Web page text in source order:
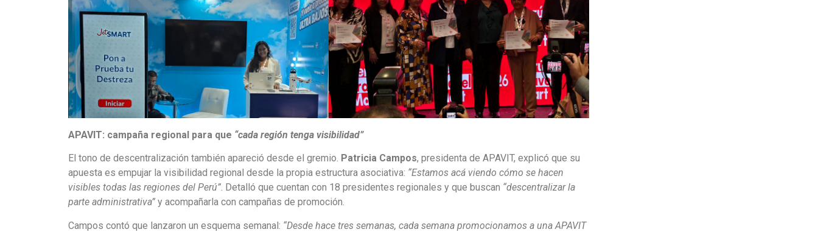
APAVIT: campaña regional para que “cada región tenga visibilidad”
El tono de descentralización también apareció desde el gremio. Patricia Campos, presidenta de APAVIT, explicó que su
apuesta es empujar la visibilidad regional desde la propia estructura asociativa: “Estamos acá viendo cómo se hacen
visibles todas las regiones del Perú”. Detalló que cuentan con 18 presidentes regionales y que buscan “descentralizar la
parte administrativa” y acompañarla con campañas de promoción.
Campos contó que lanzaron un esquema semanal: “Desde hace tres semanas, cada semana promocionamos a una APAVIT